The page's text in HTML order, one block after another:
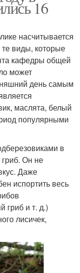
16
насчитывается
те виды, которые
кафедры общей
может
день самым
маслята, белый
популярными
в
Он не
Даже
испортить весь
гриб и т. д.)
лисичек,